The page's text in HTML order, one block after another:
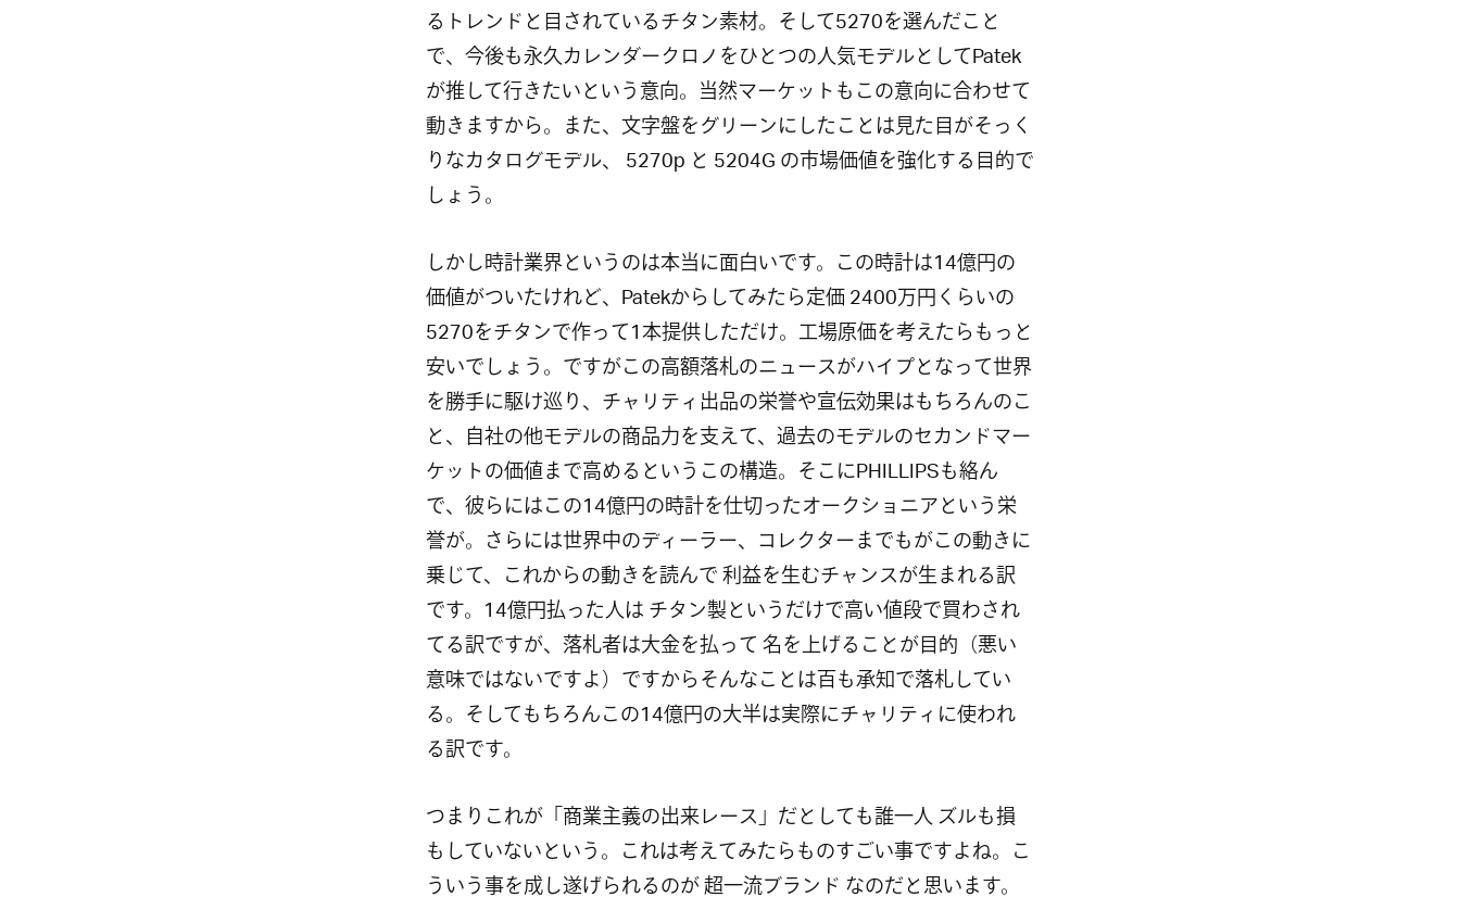
るトレンドと目されているチタン素材。そして5270を選んだこと
で、今後も永久カレンダークロノをひとつの人気モデルとしてPatek
が推して行きたいという意向。当然マーケットもこの意向に合わせて
動きますから。また、文字盤をグリーンにしたことは見た目がそっく
りなカタログモデル、 5270p と 5204G の市場価値を強化する目的で
しょう。
しかし時計業界というのは本当に面白いです。この時計は14億円の
価値がついたけれど、Patekからしてみたら定価 2400万円くらいの
5270をチタンで作って1本提供しただけ。工場原価を考えたらもっと
安いでしょう。ですがこの高額落札のニュースがハイプとなって世界
を勝手に駆け巡り、チャリティ出品の栄誉や宣伝効果はもちろんのこ
と、自社の他モデルの商品力を支えて、過去のモデルのセカンドマー
ケットの価値まで高めるというこの構造。そこにPHILLIPSも絡ん
で、彼らにはこの14億円の時計を仕切ったオークショニアという栄
誉が。さらには世界中のディーラー、コレクターまでもがこの動きに
乗じて、これからの動きを読んで 利益を生むチャンスが生まれる訳
です。14億円払った人は チタン製というだけで高い値段で買わされ
てる訳ですが、落札者は大金を払って 名を上げることが目的（悪い
意味ではないですよ）ですからそんなことは百も承知で落札してい
る。そしてもちろんこの14億円の大半は実際にチャリティに使われ
る訳です。
つまりこれが「商業主義の出来レース」だとしても誰一人 ズルも損
もしていないという。これは考えてみたらものすごい事ですよね。こ
ういう事を成し遂げられるのが 超一流ブランド なのだと思います。